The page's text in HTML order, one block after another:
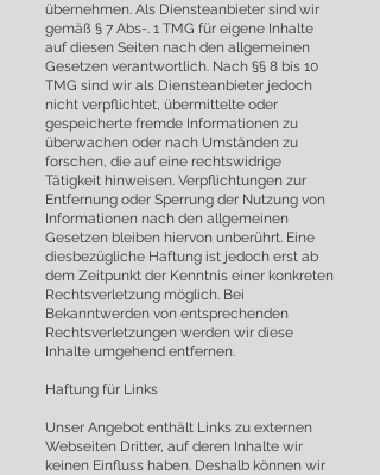
übernehmen. Als Diensteanbieter sind wir
gemäß § 7 Abs-. 1 TMG für eigene Inhalte
auf diesen Seiten nach den allgemeinen
Gesetzen verantwortlich. Nach §§ 8 bis 10
TMG sind wir als Diensteanbieter jedoch
nicht verpflichtet, übermittelte oder
gespeicherte fremde Informationen zu
überwachen oder nach Umständen zu
forschen, die auf eine rechtswidrige
Tätigkeit hinweisen. Verpflichtungen zur
Entfernung oder Sperrung der Nutzung von
Informationen nach den allgemeinen
Gesetzen bleiben hiervon unberührt. Eine
diesbezügliche Haftung ist jedoch erst ab
dem Zeitpunkt der Kenntnis einer konkreten
Rechtsverletzung möglich. Bei
Bekanntwerden von entsprechenden
Rechtsverletzungen werden wir diese
Inhalte umgehend entfernen.
Haftung für Links
Unser Angebot enthält Links zu externen
Webseiten Dritter, auf deren Inhalte wir
keinen Einfluss haben. Deshalb können wir